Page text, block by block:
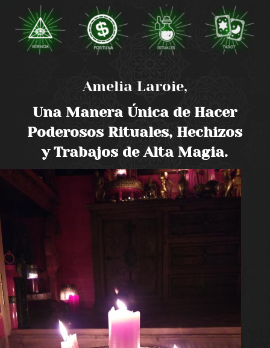
Amelia Laroie,
Una Manera Única de Hacer
Poderosos Rituales, Hechizos
y Trabajos de Alta Magia.